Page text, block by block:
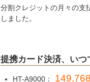
分割クレジットの月々の支
しました。
提携カード決済、いつ
HT-A9000：